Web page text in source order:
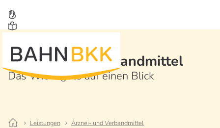
Arznei- und Verbandmittel
Das Wichtigste auf einen Blick
Leistungen Arznei- und Verbandmittel